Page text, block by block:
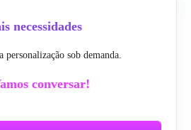
necessidades
personalização sob demanda.
conversar!